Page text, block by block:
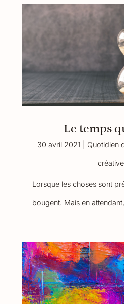
Le temps
30 avril 2021 Quotidien
Lorsque les choses sont
bougent. Mais en